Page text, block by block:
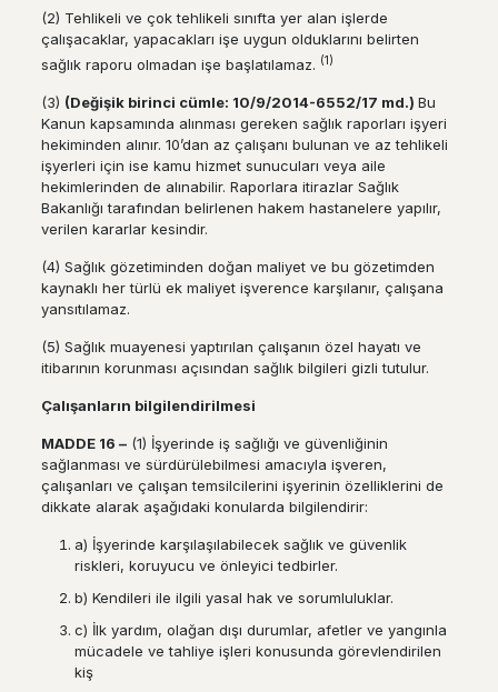
(2) Tehlikeli ve çok tehlikeli sınıfta yer alan işlerde
çalışacaklar, yapacakları işe uygun olduklarını belirten
sağlık raporu olmadan işe başlatılamaz. (1)
(3) (Değişik birinci cümle: 10/9/2014-6552/17 md.) Bu
Kanun kapsamında alınması gereken sağlık raporları işyeri
hekiminden alınır. 10’dan az çalışanı bulunan ve az tehlikeli
işyerleri için ise kamu hizmet sunucuları veya aile
hekimlerinden de alınabilir. Raporlara itirazlar Sağlık
Bakanlığı tarafından belirlenen hakem hastanelere yapılır,
verilen kararlar kesindir.
(4) Sağlık gözetiminden doğan maliyet ve bu gözetimden
kaynaklı her türlü ek maliyet işverence karşılanır, çalışana
yansıtılamaz.
(5) Sağlık muayenesi yaptırılan çalışanın özel hayatı ve
itibarının korunması açısından sağlık bilgileri gizli tutulur.
Çalışanların bilgilendirilmesi
MADDE 16 –(1) İşyerinde iş sağlığı ve güvenliğinin
sağlanması ve sürdürülebilmesi amacıyla işveren,
çalışanları ve çalışan temsilcilerini işyerinin özelliklerini de
dikkate alarak aşağıdaki konularda bilgilendirir:
a) İşyerinde karşılaşılabilecek sağlık ve güvenlik
riskleri, koruyucu ve önleyici tedbirler.
b) Kendileri ile ilgili yasal hak ve sorumluluklar.
c) İlk yardım, olağan dışı durumlar, afetler ve yangınla
mücadele ve tahliye işleri konusunda görevlendirilen
kiş